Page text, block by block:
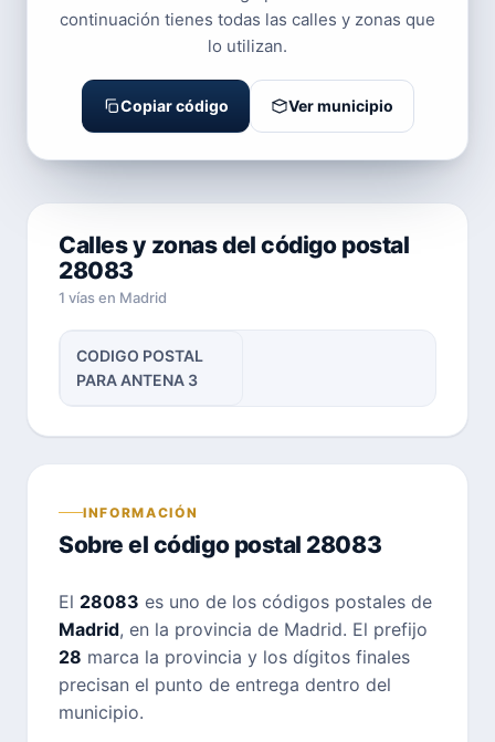
continuación tienes todas las calles y zonas que
lo utilizan.
Copiar código Ver municipio
Calles y zonas del código postal
28083
1 vías en Madrid
CODIGO POSTAL
PARA ANTENA 3
INFORMACIÓN
Sobre el código postal 28083
El 28083 es uno de los códigos postales de
Madrid, en la provincia de Madrid. El prefijo
28 marca la provincia y los dígitos finales
precisan el punto de entrega dentro del
municipio.